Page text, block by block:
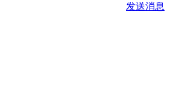
发送消息